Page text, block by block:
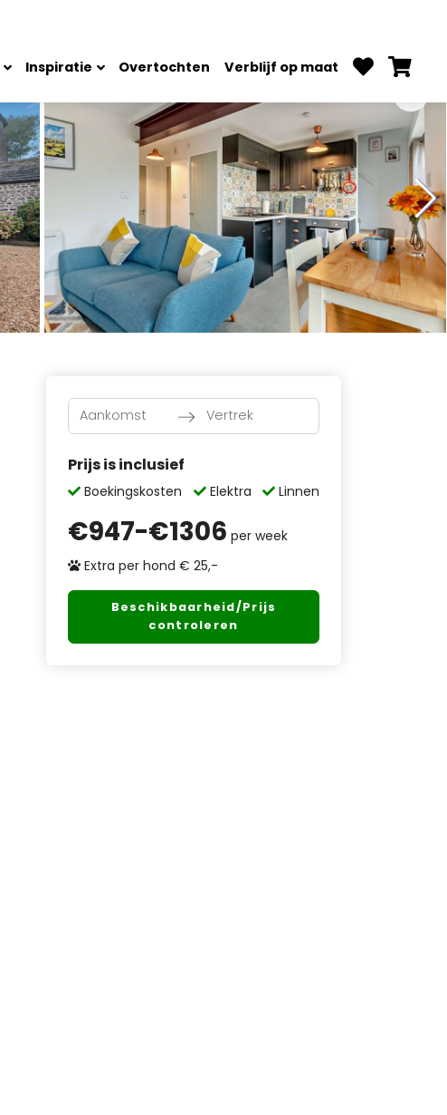
Inspiratie Overtochten Verblijf op maat
forward
to
with
the
calendar
and
a
to
with
the
and
select
a
Prijs is inclusief
Boekingskosten Elektra Linnen
€947-€1306 per week
Extra per hond € 25,-
Beschikbaarheid/Prijs
controleren